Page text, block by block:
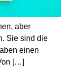
aber
Sie sind die
einen
[…]